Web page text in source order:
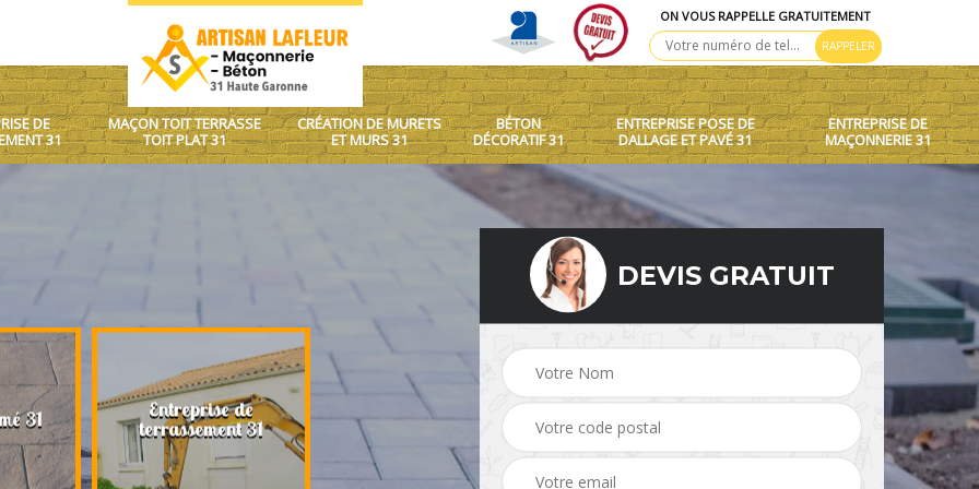
ON VOUS RAPPELLE GRATUITEMENT
DE
31
MAÇON TOIT TERRASSE
TOIT PLAT 31
CRÉATION DE MURETS
ET MURS 31
BÉTON
DÉCORATIF 31
ENTREPRISE POSE DE
DALLAGE ET PAVÉ 31
ENTREPRISE DE
MAÇONNERIE 31
31 Entreprise de
terrassement 31
Maçon toit terrasse toit Création de murets et
murs 31 Béton décoratif 31
DEVIS GRATUIT